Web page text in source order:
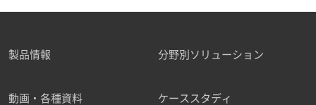
ご勤務先
製品情報 分野別ソリューション
動画・各種資料 ケーススタディ